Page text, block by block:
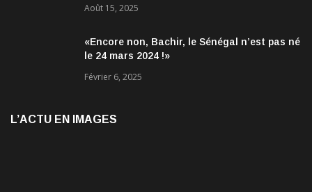
encourageantes
Août 15, 2025
«Encore non, Bachir, le Sénégal n’est pas né
le 24 mars 2024 !»
Février 6, 2025
L’ACTU EN IMAGES